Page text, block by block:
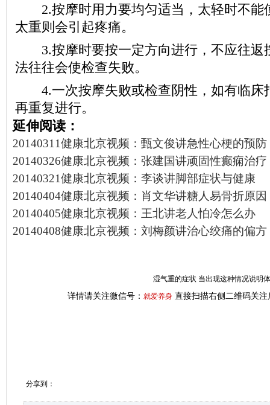
2.按摩时用力要均匀适当，太轻时不能
太重则会引起疼痛。
3.按摩时要按一定方向进行，不应往返
法往往会使检查失败。
4.一次按摩失败或检查阴性，如有临床
再重复进行。
延伸阅读：
20140311健康北京视频：甄文俊讲急性心梗的预防
20140326健康北京视频：张建国讲顽固性癫痫治疗
20140321健康北京视频：李谈讲脚部症状与健康
20140404健康北京视频：肖文华讲糖人易骨折原因
20140405健康北京视频：王北讲老人怕冷怎么办
20140408健康北京视频：刘梅颜讲治心绞痛的偏方
湿气重的症状 当出现这种情况说明
详情请关注微信号： 就爱养身 直接扫描右侧二维码关注
分享到：